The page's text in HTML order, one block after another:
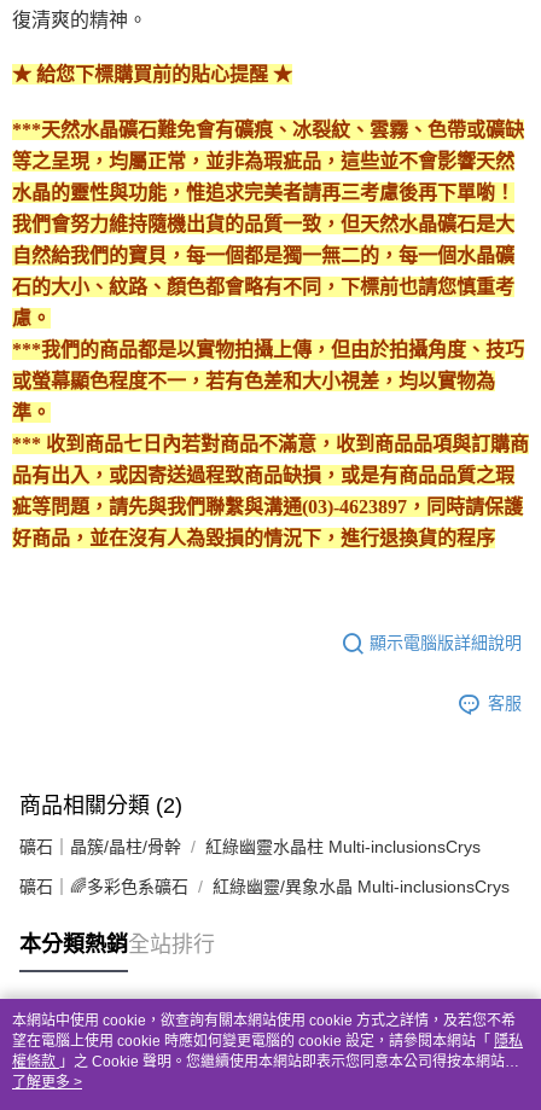
每筆NT$80，滿NT$3,000(含以上)免運費
付款後門市自取
復清爽的精神。
★ 給您下標購買前的貼心提醒 ★
***天然水晶礦石難免會有礦痕、冰裂紋、雲霧、色帶或礦缺
等之呈現，均屬正常，並非為瑕疵品，這些並不會影響天然
水晶的靈性與功能，惟追求完美者請再三考慮後再下單喲！
我們會努力維持隨機出貨的品質一致，但天然水晶礦石是大
自然給我們的寶貝，每一個都是獨一無二的，每一個水晶礦
石的大小、紋路、顏色都會略有不同，下標前也請您慎重考
慮。
***我們的商品都是以實物拍攝上傳，但由於拍攝角度、技巧
或螢幕顯色程度不一，若有色差和大小視差，均以實物為
準。
*** 收到商品七日內若對商品不滿意，收到商品品項與訂購商
品有出入，或因寄送過程致商品缺損，或是有商品品質之瑕
疵等問題，請先與我們聯繫與溝通(03)-4623897，同時請保護
好商品，並在沒有人為毀損的情況下，進行退換貨的程序
顯示電腦版詳細說明
客服
商品相關分類 (2)
礦石｜晶簇/晶柱/骨幹 紅綠幽靈水晶柱 Multi-inclusionsCrys
礦石｜🌈多彩色系礦石 紅綠幽靈/異象水晶 Multi-inclusionsCrys
本分類熱銷全站排行
熱門標籤
本網站中使用 cookie，欲查詢有關本網站使用 cookie 方式之詳情，及若您不希
望在電腦上使用 cookie 時應如何變更電腦的 cookie 設定，請參閱本網站「 隱私
權條款 」之 Cookie 聲明。您繼續使用本網站即表示您同意本公司得按本網站使
用條款之 Cookie 聲明使用 cookie。
了解更多 >